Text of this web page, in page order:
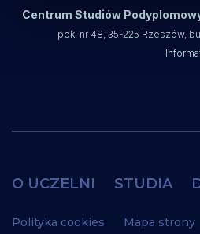
Centrum Studiów
pok. nr 48, 35-225 Rzeszów,
O UCZELNI STUDIA
Polityka cookies Mapa strony